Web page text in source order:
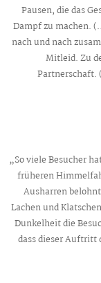
Pausen, die das
Dampf zu machen.
nach und nach
Mitleid. Zu
Partnerschaft.
„So viele Besucher
früheren
Ausharren
Lachen und
Dunkelheit die
dass dieser Auftritt